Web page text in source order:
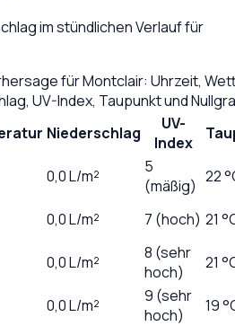
im stündlichen Verlauf für
fürMontclair: Uhrzeit,
UV-Index, Taupunkt und
Niederschlag
UV-
Index
0,0L/m²
5
(mäßig) 22
0,0L/m² 7 (hoch) 21
0,0L/m²
8 (sehr
hoch)
21
0,0L/m²
9 (sehr
hoch)
19